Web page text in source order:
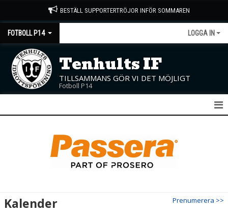
BESTÄLL SUPPORTERTRÖJOR INFÖR SOMMAREN
FOTBOLL P14 LOGGA IN
Tenhults IF
TILLSAMMANS GÖR VI DET MÖJLIGT
Fotboll P14
Prenumerera >>
Kalender